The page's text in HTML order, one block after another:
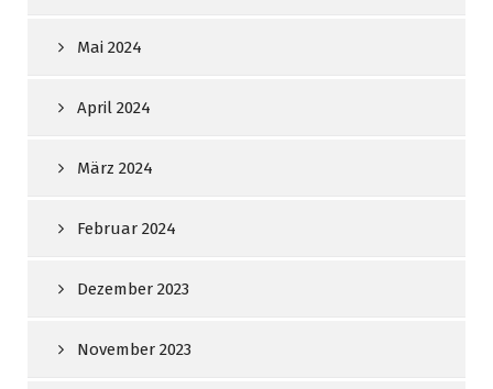
Mai 2024
April 2024
März 2024
Februar 2024
Dezember 2023
November 2023